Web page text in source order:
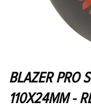
BLAZER PRO
110X24MM -